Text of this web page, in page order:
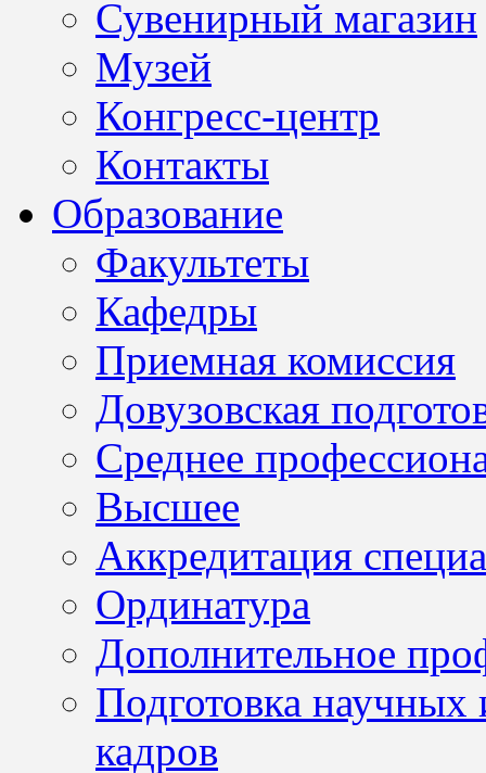
Сувенирный магазин
Музей
Конгресс-центр
Контакты
Образование
Факультеты
Кафедры
Приемная комиссия
Довузовская
Среднее
Высшее
Аккредитация
Ординатура
Дополнительное
Подготовка научных
кадров